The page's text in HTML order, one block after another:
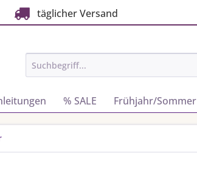
täglicher Versand
% SALE Frühjahr/Sommer